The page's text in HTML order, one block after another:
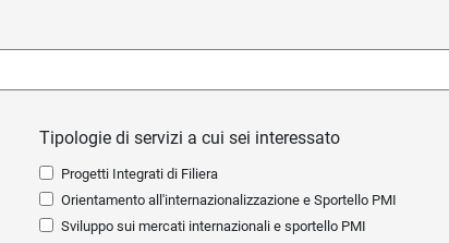
Tipologie di servizi a cui sei interessato
Progetti Integrati di Filiera
Orientamento all'internazionalizzazione e Sportello PMI
Sviluppo sui mercati internazionali e sportello PMI